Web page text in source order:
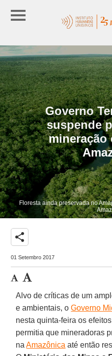
Governo
suspende
mineração
Floresta ainda preservada no
share
01 Setembro 2017
Alvo de críticas de um
e ambientais, oGoverno
nesta quinta-feira os
permitia que mineradoras
naAmazônica até então